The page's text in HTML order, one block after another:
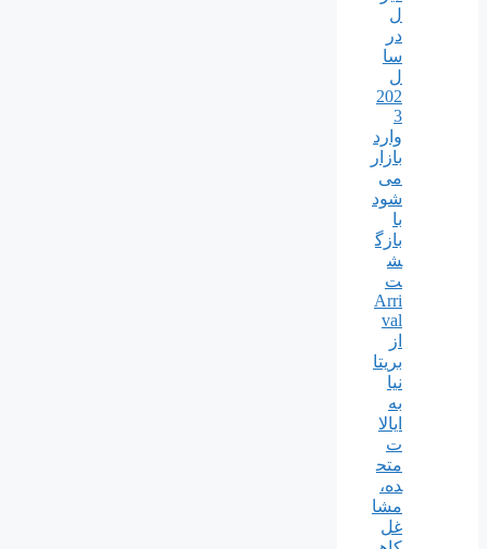
ل
در
سا
ل
202
3
وارد
بازار
می
شود
با
بازگ
ش
ت
Arri
val
از
بریتا
نیا
به
ایالا
ت
متح
ده،
مشا
غل